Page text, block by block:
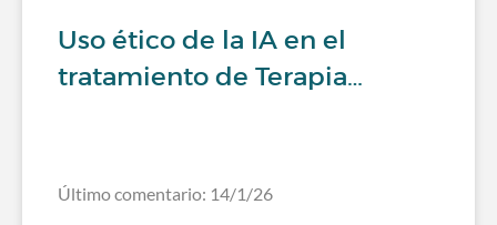
Uso ético de la IA en el
tratamiento de Terapia…
Último comentario: 14/1/26